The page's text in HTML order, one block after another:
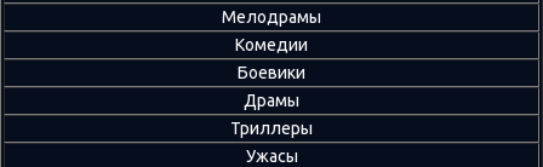
Мелодрамы
Комедии
Боевики
Драмы
Триллеры
Ужасы